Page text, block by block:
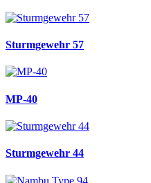
Sturmgewehr 57
MP-40
Sturmgewehr 44